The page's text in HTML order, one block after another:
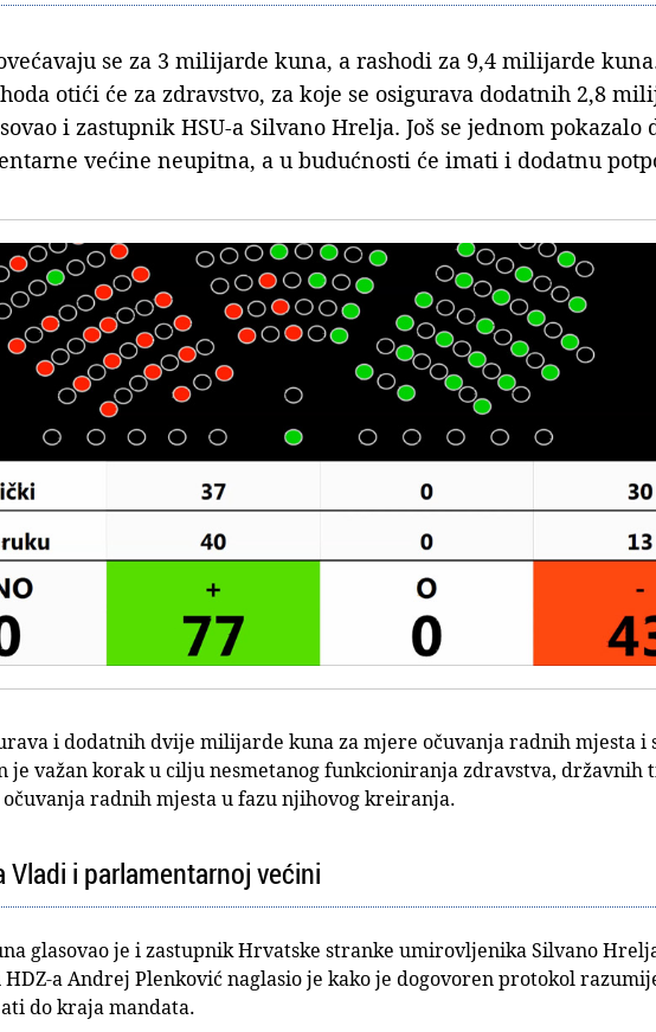
se za 3 milijarde kuna, a rashodi za 9,4 milijarde
otići će za zdravstvo, za koje se osigurava dodatnih 2,8
i zastupnik HSU-a Silvano Hrelja. Još se jednom pokazalo
većine neupitna, a u budućnosti će imati i dodatnu
i dodatnih dvije milijarde kuna za mjere očuvanja radnih mjesta i
je važan korak u cilju nesmetanog funkcioniranja zdravstva, državnih
radnih mjesta u fazu njihovog kreiranja.
Vladi i parlamentarnoj većini
glasovao je i zastupnik Hrvatske stranke umirovljenika Silvano
a Andrej Plenković naglasio je kako je dogovoren protokol
do kraja mandata.